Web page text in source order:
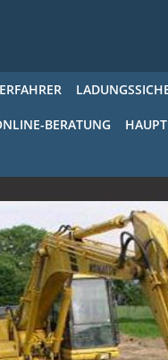
BERATUNG